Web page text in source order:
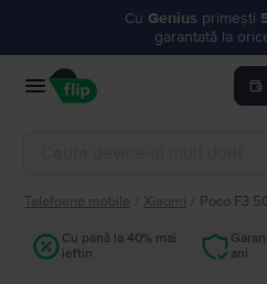
Cu Genius primești
garantată la
Telefoane mobile Xiaomi Poco F3
Cu până la 40% mai
ieftin
ani